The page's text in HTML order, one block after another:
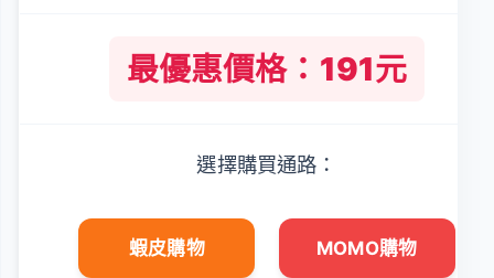
最優惠價格：191元
選擇購買通路：
蝦皮購物 MOMO購物